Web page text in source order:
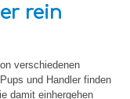
rein
verschiedenen
und Handler finden
damit einhergehen